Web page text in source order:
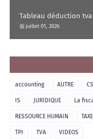
Tableau déduction tva
juillet 01, 2026
accounting AUTRE
IS JURIDIQUE La
RESSOURCE HUMAIN
TPI TVA VIDEOS